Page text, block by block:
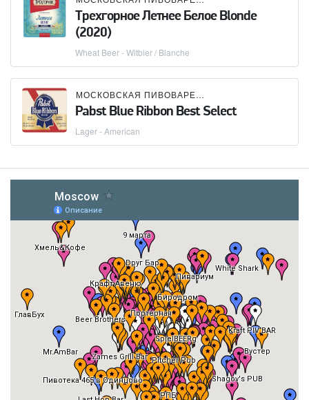
Трехгорное Летнее Белое Blonde
(2020)
Wheat Beer - Witbier / Blanche
МОСКОВСКАЯ ПИВОВАРЕННАЯ КОМПАНИЯ (МПК)
Pabst Blue Ribbon Best Select
Lager - American